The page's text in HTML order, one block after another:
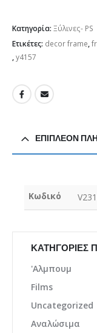
Κατηγορία: Ξύλινες- PS
Ετικέτες: decor frame,
,y4157
ΕΠΙΠΛΈΟΝ
Κωδικό
ΚΑΤΗΓΟΡΊΕΣ
'Αλμπουμ
Films
Uncategorized
Αναλώσιμα